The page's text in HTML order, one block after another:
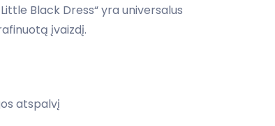
Black Dress“ yra universalus
įvaizdį.
atspalvį